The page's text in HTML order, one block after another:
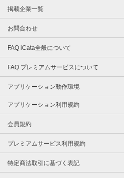
掲載企業一覧
お問合わせ
FAQ iCata全般について
FAQ プレミアムサービスについて
アプリケーション動作環境
アプリケーション利用規約
会員規約
プレミアムサービス利用規約
特定商法取引に基づく表記